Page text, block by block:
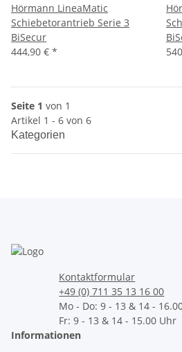
Hörmann LineaMatic
Schiebetorantrieb Serie 3
BiSecur
444,90 € *
Seite 1 von 1
Artikel 1 - 6 von 6
Kategorien
Kontaktformular
+49 (0) 711 35 13 16 00
Mo - Do: 9 - 13 & 14 -
Fr: 9 - 13 & 14 - 15.00 Uhr
Informationen